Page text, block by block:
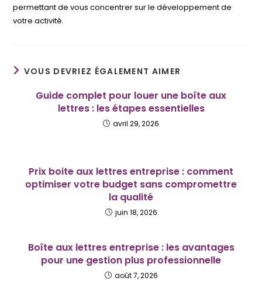
permettant de vous concentrer sur le développement de
votre activité.
VOUS DEVRIEZ ÉGALEMENT AIMER
Guide complet pour louer une boîte aux
lettres : les étapes essentielles
avril 29, 2026
Prix boite aux lettres entreprise : comment
optimiser votre budget sans compromettre
la qualité
juin 18, 2026
Boîte aux lettres entreprise : les avantages
pour une gestion plus professionnelle
août 7, 2026